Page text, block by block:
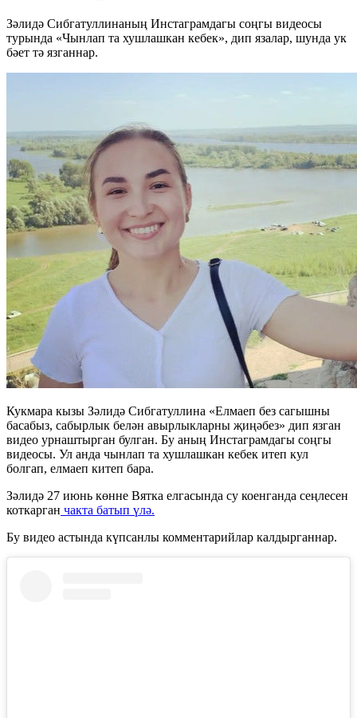
Зәлидә Сибгатуллинаның Инстаграмдагы соңгы видеосы
турында «Чынлап та хушлашкан кебек», дип язалар, шунда ук
бәет тә язганнар.
Кукмара кызы Зәлидә Сибгатуллина «Елмаеп без сагышны
басабыз, сабырлык белән авырлыкларны җиңәбез» дип язган
видео урнаштырган булган. Бу аның Инстаграмдагы соңгы
видеосы. Ул анда чынлап та хушлашкан кебек итеп кул
болгап, елмаеп китеп бара.
Зәлидә 27 июнь көнне Вятка елгасында су коенганда сеңлесен
коткарган чакта батып үлә.
Бу видео астында күпсанлы комментарийлар калдырганнар.